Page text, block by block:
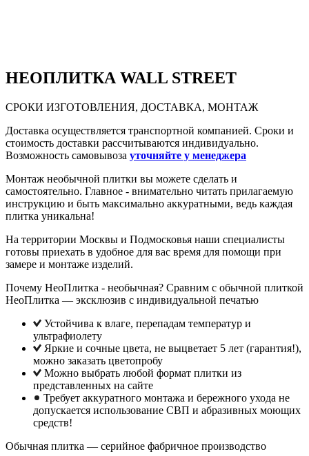
НЕОПЛИТКА WALL STREET
СРОКИ ИЗГОТОВЛЕНИЯ, ДОСТАВКА, МОНТАЖ
Доставка осуществляется транспортной компанией. Сроки и
стоимость доставки рассчитываются индивидуально.
Возможность самовывоза уточняйте у менеджера
Монтаж необычной плитки вы можете сделать и
самостоятельно. Главное - внимательно читать прилагаемую
инструкцию и быть максимально аккуратными, ведь каждая
плитка уникальна!
На территории Москвы и Подмосковья наши специалисты
готовы приехать в удобное для вас время для помощи при
замере и монтаже изделий.
Почему НеоПлитка - необычная? Сравним с обычной плиткой
НеоПлитка — эксклюзив с индивидуальной печатью
Устойчива к влаге, перепадам температур и
ультрафиолету
Яркие и сочные цвета, не выцветает 5 лет (гарантия!),
можно заказать цветопробу
Можно выбрать любой формат плитки из
представленных на сайте
Требует аккуратного монтажа и бережного ухода не
допускается использование СВП и абразивных моющих
средств!
Обычная плитка — серийное фабричное производство